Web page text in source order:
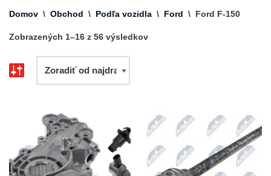
Domov \ Obchod \ Podľa vozidla \ Ford \ Ford F-150
Zobrazených 1–16 z 56 výsledkov